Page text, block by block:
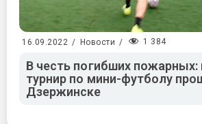
16.09.2022 / Новости / 1 384
В честь погибших
турнир по мини-футболу
Дзержинске